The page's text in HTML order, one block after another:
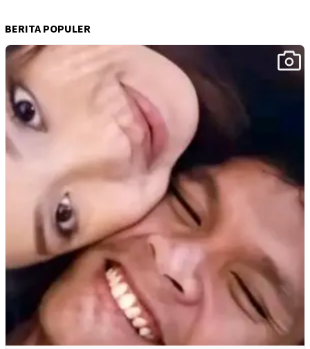
BERITA POPULER